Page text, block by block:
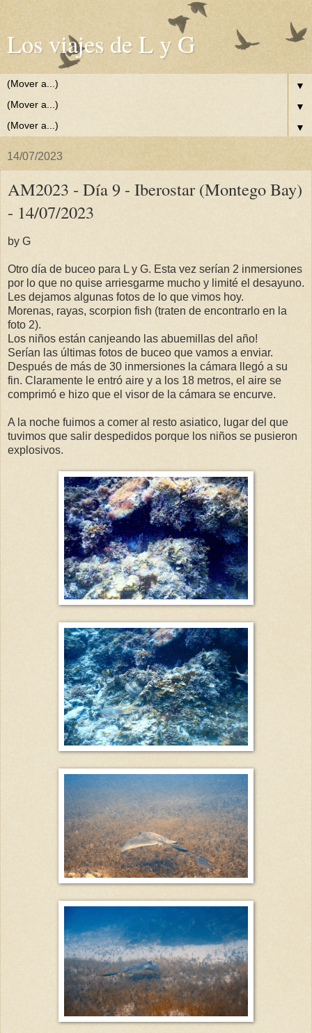
Los viajes de L y G
▼
▼
▼
14/07/2023
AM2023 - Día 9 - Iberostar (Montego Bay)
- 14/07/2023
by G
Otro día de buceo para L y G. Esta vez serían 2 inmersiones
por lo que no quise arriesgarme mucho y limité el desayuno.
Les dejamos algunas fotos de lo que vimos hoy.
Morenas, rayas, scorpion fish (traten de encontrarlo en la
foto 2).
Los niños están canjeando las abuemillas del año!
Serían las últimas fotos de buceo que vamos a enviar.
Después de más de 30 inmersiones la cámara llegó a su
fin. Claramente le entró aire y a los 18 metros, el aire se
comprimó e hizo que el visor de la cámara se encurve.
A la noche fuimos a comer al resto asiatico, lugar del que
tuvimos que salir despedidos porque los niños se pusieron
explosivos.